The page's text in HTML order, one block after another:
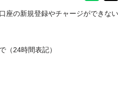
座の新規登録やチャージができな
（24時間表記）